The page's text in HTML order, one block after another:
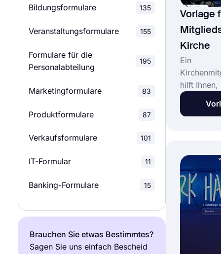
Feedback-Formulare
Bewerbungsformulare 40
Datei-Upload-Formulare 37
Mitgliedschaftsformulare 39
Bestellformulare
Zahlungsformulare
Anmeldeformulare 196
Berichtsformularvorlagen 55
Schulumfragen 39
Beziehungsumfragen 8
Marketing-Umfragen 31
Produktumfragen 23
Forschungsumfragen 19
Bildungsformulare 135
Veranstaltungsformulare 155
Formulare für die
Personalabteilung
195
Marketingformulare 83
Produktformulare 87
Verkaufsformulare 101
IT-Formular 11
Banking-Formulare 15
Brauchen Sie etwas Bestimmtes?
Sagen Sie uns einfach Bescheid
Vorlage
Kirche
Ein
hilft
für die
Wählen
für die
forms.app
noch